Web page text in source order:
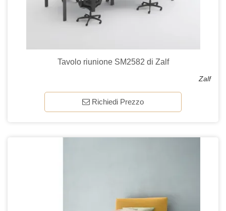
Tavolo riunione SM2582 di Zalf
Zalf
Richiedi Prezzo